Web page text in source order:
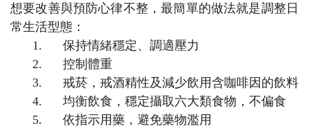
想要改善與預防心律不整，最簡單的做法就是調整日
常生活型態：
1.
保持情緒穩定、調適壓力
2.
控制體重
3.
戒菸，戒酒精性及減少飲用含咖啡因的飲料
4.
均衡飲食，穩定攝取六大類食物，不偏食
5.
依指示用藥，避免藥物濫用